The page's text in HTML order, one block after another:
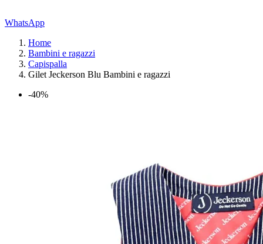
WhatsApp
Home
Bambini e ragazzi
Capispalla
Gilet Jeckerson Blu Bambini e ragazzi
-40%